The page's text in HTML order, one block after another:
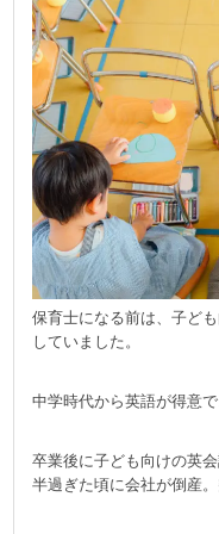
保育士になる前は、子ど
していました。
中学時代から英語が得意
卒業後に子ども向けの英
半過ぎた頃に会社が倒産